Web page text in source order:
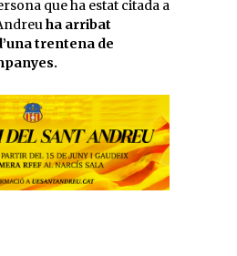
que ha estat citada a
ha arribat
trentena de